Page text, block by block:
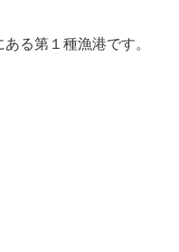
る第１種漁港です。